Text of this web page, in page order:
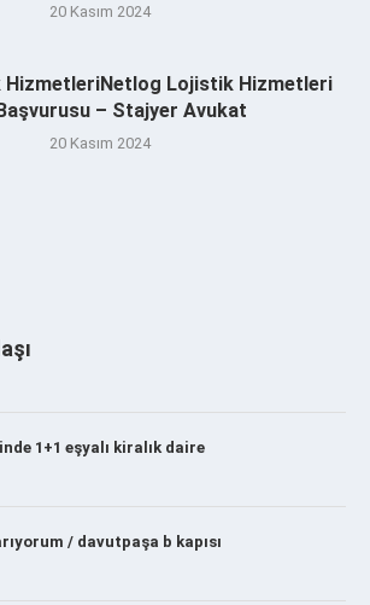
20 Kasım 2024
Lojistik Hizmetleri
– Stajyer Avukat
20 Kasım 2024
1+1 eşyalı kiralık daire
/ davutpaşa b kapısı